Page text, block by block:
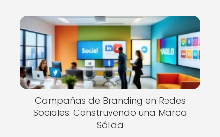
Campañas de Branding en Redes
Sociales: Construyendo una Marca
Sólida